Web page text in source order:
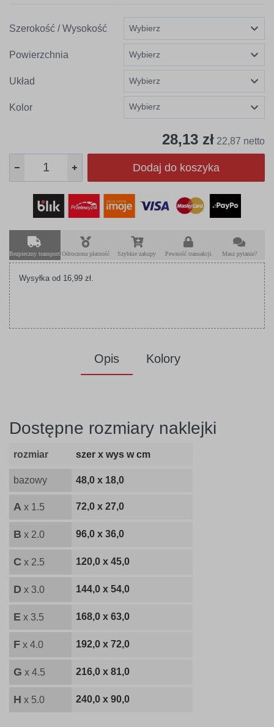
Szerokość / Wysokość
Powierzchnia
Układ
Kolor Wybierz
28,13 zł 22,87 netto
Dodaj do koszyka
Bezpieczny transport Odroczona płatność Szybkie zakupy Pewność transakcji Masz pytanie?
Wysyłka od 16,99 zł.
Opis Kolory
Dostępne rozmiary naklejki
rozmiar szer x wys w cm
bazowy 48,0 x 18,0
A x 1.5 72,0 x 27,0
B x 2.0 96,0 x 36,0
C x 2.5 120,0 x 45,0
D x 3.0 144,0 x 54,0
E x 3.5 168,0 x 63,0
F x 4.0 192,0 x 72,0
G x 4.5 216,0 x 81,0
H x 5.0 240,0 x 90,0